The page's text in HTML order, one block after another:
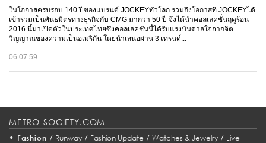
ในโอกาสครบรอบ 140 ปีของแบรนด์ JOCKEYทั่วโลก รวมถึงโอกาสที่ JOCKEYได้
เข้าร่วมเป็นพันธมิตรทางธุรกิจกับ CMG มากว่า 50 ปี จึงได้นำคอลเลคชั่นฤดูร้อน
2016 นี้มาเปิดตัวในประเทศไทยซึ่งคอลเลคชั่นนี้ได้รับแรงบันดาลใจจากจิต
วิญญาณของความเป็นอเมริกัน โดยนำเสนอผ่าน 3 เทรนด์...
06.07.59
METRO-SOCIETY.COM
• Fashion / Runway/ Fashion Update / Watches & Jewelry/ Live